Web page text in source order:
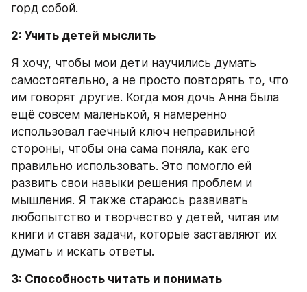
горд собой.
2: Учить детей мыслить
Я хочу, чтобы мои дети научились думать
самостоятельно, а не просто повторять то, что
им говорят другие. Когда моя дочь Анна была
ещё совсем маленькой, я намеренно
использовал гаечный ключ неправильной
стороны, чтобы она сама поняла, как его
правильно использовать. Это помогло ей
развить свои навыки решения проблем и
мышления. Я также стараюсь развивать
любопытство и творчество у детей, читая им
книги и ставя задачи, которые заставляют их
думать и искать ответы.
3: Способность читать и понимать